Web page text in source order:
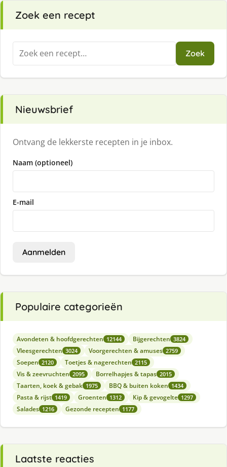
Zoek een recept
Zoeken
naar:
Zoek
Nieuwsbrief
Ontvang de lekkerste recepten in je inbox.
Naam (optioneel)
E-mail
Aanmelden
Populaire categorieën
Avondeten & hoofdgerechten 12144 Bijgerechten 3824
Vleesgerechten 3024 Voorgerechten & amuses 2759
Soepen 2120 Toetjes & nagerechten 2115
Vis & zeevruchten 2095 Borrelhapjes & tapas 2015
Taarten, koek & gebak 1975 BBQ & buiten koken 1434
Pasta & rijst 1419 Groenten 1312 Kip & gevogelte 1297
Salades 1216 Gezonde recepten 1177
Laatste reacties